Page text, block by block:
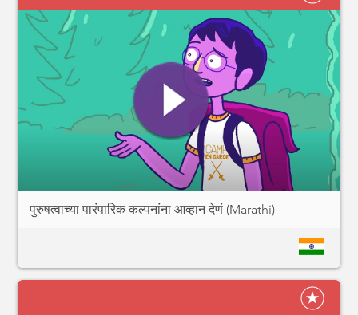
पुरुषत्वाच्या पारंपारिक कल्पनांना आव्हान देणं (Marathi)